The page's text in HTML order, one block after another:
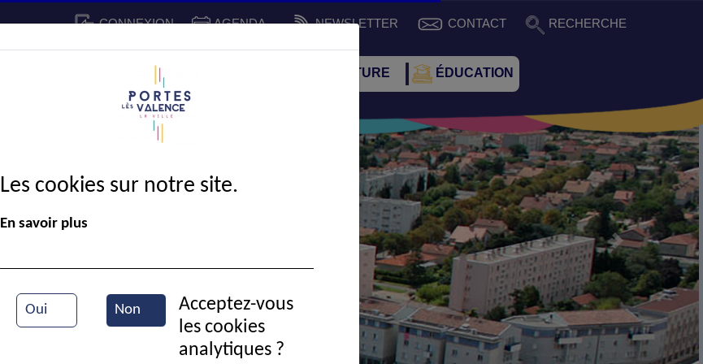
CONNEXION AGENDA NEWSLETTER CONTACT RECHERCHE
CADRE DE VIE SPORT ET CULTURE ÉDUCATION
Vue aérienne de la ville
Suivant
Les cookies sur notre site.
En savoir plus
Oui Non
Acceptez-vous
les cookies
analytiques ?